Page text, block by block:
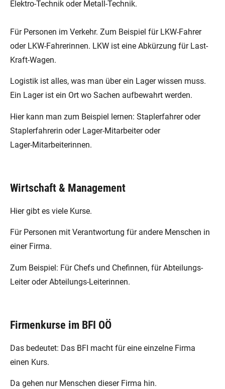
Elektro-Technik oder Metall-Technik.
Für Personen im Verkehr. Zum Beispiel für LKW-Fahrer
oder LKW-Fahrerinnen. LKW ist eine Abkürzung für Last-
Kraft-Wagen.
Logistik ist alles, was man über ein Lager wissen muss.
Ein Lager ist ein Ort wo Sachen aufbewahrt werden.
Hier kann man zum Beispiel lernen: Staplerfahrer oder
Staplerfahrerin oder Lager-Mitarbeiter oder
Lager-Mitarbeiterinnen.
Wirtschaft & Management
Hier gibt es viele Kurse.
Für Personen mit Verantwortung für andere Menschen in
einer Firma.
Zum Beispiel: Für Chefs und Chefinnen, für Abteilungs-
Leiter oder Abteilungs-Leiterinnen.
Firmenkurse im BFI OÖ
Das bedeutet: Das BFI macht für eine einzelne Firma
einen Kurs.
Da gehen nur Menschen dieser Firma hin.